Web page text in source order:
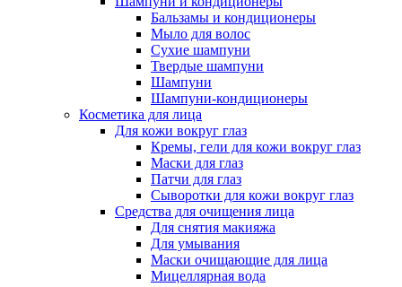
Бальзамы и кондиционеры
Мыло для волос
Сухие шампуни
Твердые шампуни
Шампуни
Шампуни-кондиционеры
Косметика для лица
Для кожи вокруг глаз
Кремы, гели для кожи вокруг глаз
Маски для глаз
Патчи для глаз
Сыворотки для кожи вокруг глаз
Средства для очищения лица
Для снятия макияжа
Для умывания
Маски очищающие для лица
Мицеллярная вода